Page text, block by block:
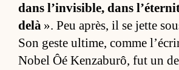
dans l’in­vi­si­ble, dans
delà ». Peu après, il se jette
Son geste ul­ti­me, comme
No­bel Ôé Ken­za­bu­rô, fut un